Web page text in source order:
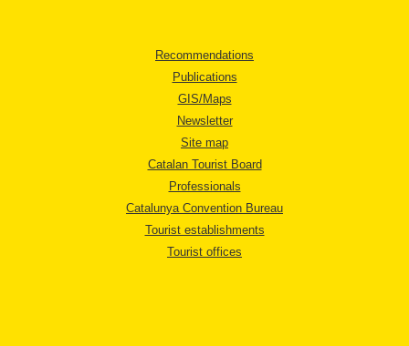
Recommendations
Publications
GIS/Maps
Newsletter
Site map
Catalan Tourist Board
Professionals
Catalunya Convention Bureau
Tourist establishments
Tourist offices